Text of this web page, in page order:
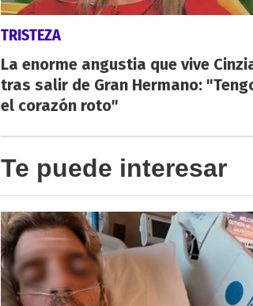
TRISTEZA
La enorme angustia que vive
tras salir de Gran Hermano:
el corazón roto"
Te puede interesar